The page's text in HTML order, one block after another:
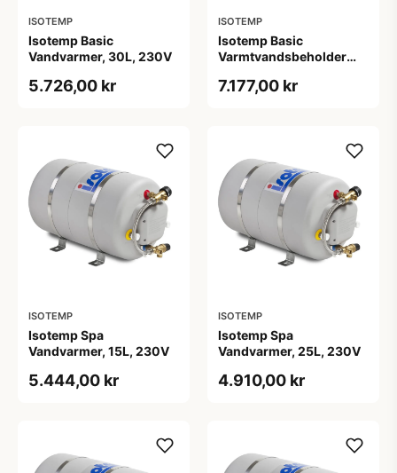
ISOTEMP
Isotemp Basic
Vandvarmer, 30L, 230V
5.726,00 kr
ISOTEMP
Isotemp Basic
Varmtvandsbeholder
7.177,00 kr
ISOTEMP
Isotemp Spa
Vandvarmer, 15L, 230V
5.444,00 kr
ISOTEMP
Isotemp Spa
Vandvarmer, 25L, 230V
4.910,00 kr